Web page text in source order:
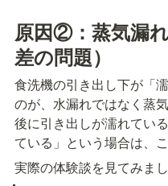
原因②：蒸気漏
差の問題）
食洗機の引き出し下が「
のが、水漏れではなく蒸
後に引き出しが濡れてい
ている」という場合は、
実際の体験談を見てみまし